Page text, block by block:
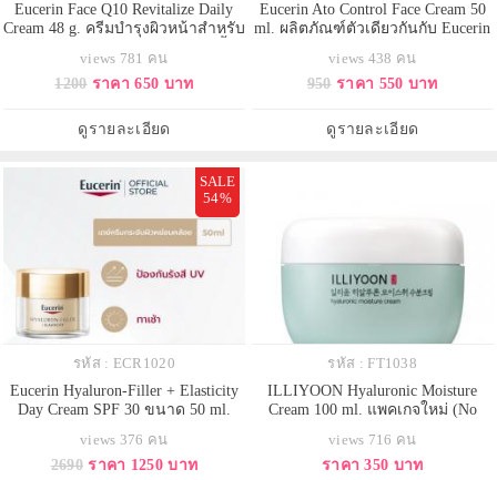
Eucerin Face Q10 Revitalize Daily
Cream 48 g. ครีมบำรุงผิวหน้าสำหรับ
รอยและรอยเหี่ยวย่นในเวลาเพียง 5
สัปดาห์ สำหรับผิวแพ้ง่าย สูตรใหม่
Coenzyme Q10 และไบโอติน Biotin
เพิ่มความชุ่มชื้นนี้จะช่วยลดเลือน
views 781 คน
1200 ราคา 650 บาท
ดูรายละเอียด
Eucerin Ato Control Face Cream 50
ml. ผลิตภัณฑ์ตัวเดียวกันกับ Eucerin
และผิวกายสำหรับผิวแห้ง แดง คัน มี
แนวโน้มผื่นภูมิแพ้ ปรนนิบัติผิวทุกวัน
Ceramides สำหรับผิวหน้าที่เป็นโรค
ผิวหนังภูมิแพ้ ดูแ
views 438 คน
950 ราคา 550 บาท
ดูรายละเอียด
SALE
54%
รหัส : ECR1020
Eucerin Hyaluron-Filler + Elasticity
Day Cream SPF 30 ขนาด 50 ml.
กลางวันสูตรใหม่ พร้อมค่ากันแดด
SPF30 นวัตกรรมเพื่อการฟื้นบำรุง
views 376 คน
2690 ราคา 1250 บาท
รหัส : FT1038
ILLIYOON Hyaluronic Moisture
Cream 100 ml. แพคเกจใหม่ (No
รอนิก ให้ความชุ่มชื้น ชะลอริ้วรอย
บนใบหน้า และด้วยส่วนผสมของ
views 716 คน
ราคา 350 บาท